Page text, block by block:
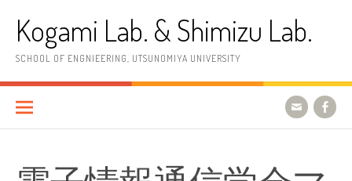
へ
ッ
Kogami Lab. & Shimizu Lab.
SCHOOL OF ENGNIEERING, UTSUNOMIYA UNIVERSITY